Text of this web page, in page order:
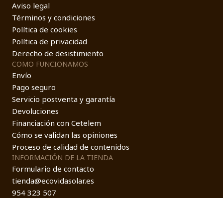
Aviso legal
Términos y condiciones
Política de cookies
Política de privacidad
Derecho de desistimiento
COMO FUNCIONAMOS
Envío
Pago seguro
Servicio postventa y garantía
Devoluciones
Financiación con Cetelem
Cómo se validan las opiniones
Proceso de calidad de contenidos
INFORMACIÓN DE LA TIENDA
Formulario de contacto
tienda@ecovidasolar.es
954 323 507